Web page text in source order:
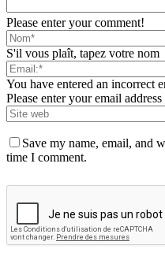
Please enter your comment!
S'il vous plaît, tapez votre nom
You have entered an incorrect
Please enter your email address
Save my name, email, and
time I comment.